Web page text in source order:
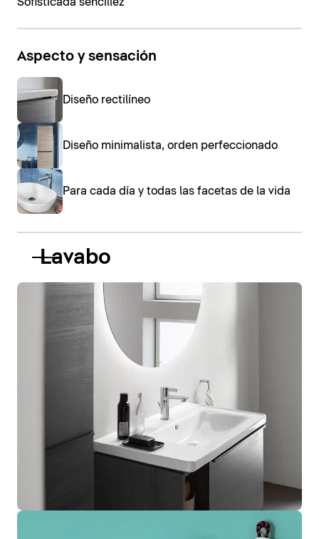
Aspecto y sensación
Diseño rectilíneo
Diseño minimalista, orden perfeccionado
Para cada día y todas las facetas de la vida
Lavabo